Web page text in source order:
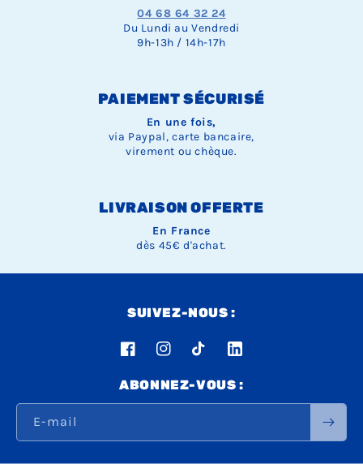
04 68 64 32 24
Du Lundi au Vendredi
9h-13h / 14h-17h
PAIEMENT SÉCURISÉ
En une fois,
via Paypal, carte bancaire,
virement ou chèque.
LIVRAISON OFFERTE
En France
dès 45€ d'achat.
SUIVEZ-NOUS :
FacebookInstagramTikTok LinkedIn
ABONNEZ-VOUS :
E-mail